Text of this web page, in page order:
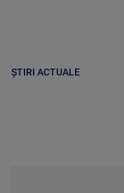
ȘTIRI ACTUALE